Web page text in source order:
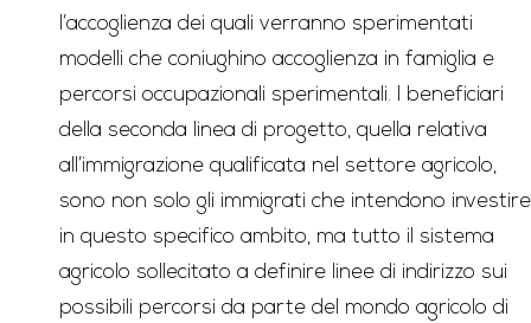
l’accoglienza dei quali verranno sperimentati
modelli che coniughino accoglienza in famiglia e
percorsi occupazionali sperimentali. I beneficiari
della seconda linea di progetto, quella relativa
all’immigrazione qualificata nel settore agricolo,
sono non solo gli immigrati che intendono investire
in questo specifico ambito, ma tutto il sistema
agricolo sollecitato a definire linee di indirizzo sui
possibili percorsi da parte del mondo agricolo di